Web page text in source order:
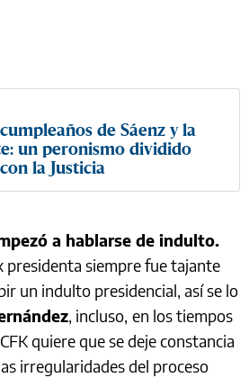
de Sáenz y la
un peronismo dividido
la Justicia
a hablarse de indulto.
presidenta siempre fue tajante
un indulto presidencial, así se lo
, incluso, en los tiempos
quiere que se deje constancia
irregularidades del proceso